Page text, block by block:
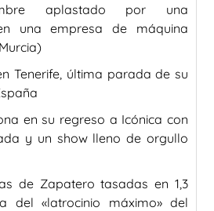
aplastado por una
una empresa de máquina
Tenerife, última parada de su
en su regreso a Icónica con
y un show lleno de orgullo
de Zapatero tasadas en 1,3
del «latrocinio máximo» del